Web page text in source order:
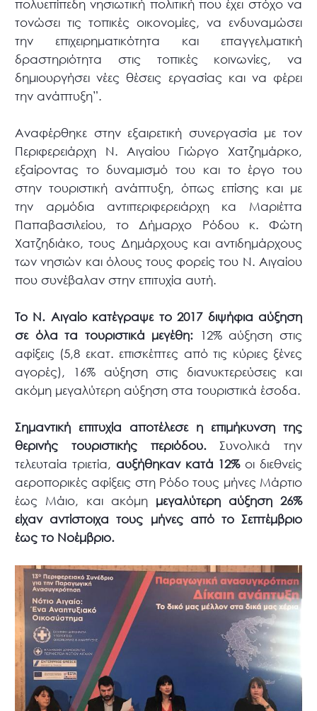
πολυεπίπεδη νησιωτική πολιτική που έχει στόχο να
τονώσει τις τοπικές οικονομίες, να ενδυναμώσει
την επιχειρηματικότητα και επαγγελματική
δραστηριότητα στις τοπικές κοινωνίες, να
δημιουργήσει νέες θέσεις εργασίας και να φέρει
την ανάπτυξη”.
Αναφέρθηκε στην εξαιρετική συνεργασία με τον
Περιφερειάρχη Ν. Αιγαίου Γιώργο Χατζημάρκο,
εξαίροντας το δυναμισμό του και το έργο του
στην τουριστική ανάπτυξη, όπως επίσης και με
την αρμόδια αντιπεριφερειάρχη κα Μαριέττα
Παπαβασιλείου, το Δήμαρχο Ρόδου κ. Φώτη
Χατζηδιάκο, τους Δημάρχους και αντιδημάρχους
των νησιών και όλους τους φορείς του Ν. Αιγαίου
που συνέβαλαν στην επιτυχία αυτή.
Το Ν. Αιγαίο κατέγραψε το 2017 διψήφια αύξηση
σε όλα τα τουριστικά μεγέθη: 12% αύξηση στις
αφίξεις (5,8 εκατ. επισκέπτες από τις κύριες ξένες
αγορές), 16% αύξηση στις διανυκτερεύσεις και
ακόμη μεγαλύτερη αύξηση στα τουριστικά έσοδα.
Σημαντική επιτυχία αποτέλεσε η επιμήκυνση της
θερινής τουριστικής περιόδου.Συνολικά την
τελευταία τριετία, αυξήθηκαν κατά 12%οι διεθνείς
αεροπορικές αφίξεις στη Ρόδο τους μήνες Μάρτιο
έως Μάιο, και ακόμη μεγαλύτερη αύξηση 26%
είχαν αντίστοιχα τους μήνες από το Σεπτέμβριο
έως το Νοέμβριο.